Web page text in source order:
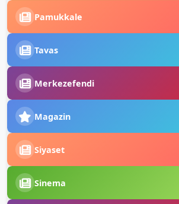
Pamukkale
Tavas
Merkezefendi
Magazin
Siyaset
Sinema